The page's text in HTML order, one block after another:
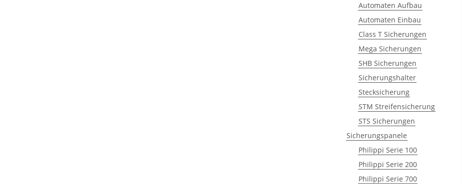
Automaten Aufbau
Automaten Einbau
Class T Sicherungen
Mega Sicherungen
SHB Sicherungen
Sicherungshalter
Stecksicherung
STM Streifensicherung
STS Sicherungen
Sicherungspanele
Philippi Serie 100
Philippi Serie 200
Philippi Serie 700